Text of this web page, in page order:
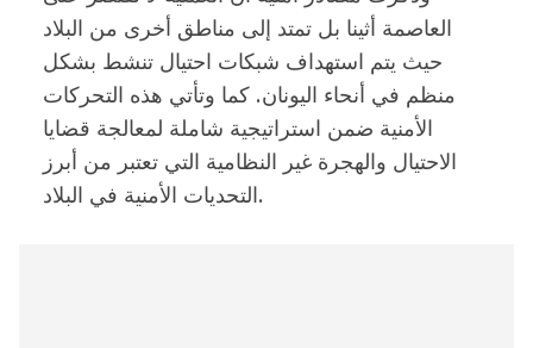
العاصمة أثينا بل تمتد إلى مناطق أخرى من البلاد
حيث يتم استهداف شبكات احتيال تنشط بشكل
منظم في أنحاء اليونان. كما وتأتي هذه التحركات
الأمنية ضمن استراتيجية شاملة لمعالجة قضايا
الاحتيال والهجرة غير النظامية التي تعتبر من أبرز
التحديات الأمنية في البلاد.